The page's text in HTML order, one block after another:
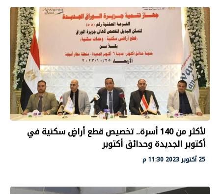
لأكثر من 140 أسرة.. تخصيص قطع أراضٍ سكنية في
أكتوبر الجديدة وحدائق أكتوبر
25 أكتوبر 2023 11:30 م